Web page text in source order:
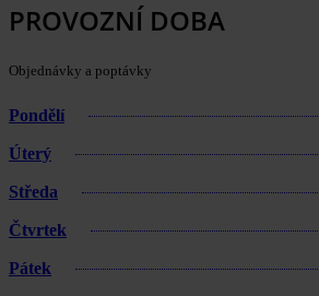
PROVOZNÍ DOBA
Objednávky a poptávky
Pondělí
Úterý
Středa
Čtvrtek
Pátek